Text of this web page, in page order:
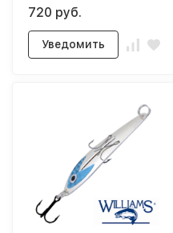
720 руб.
Уведомить